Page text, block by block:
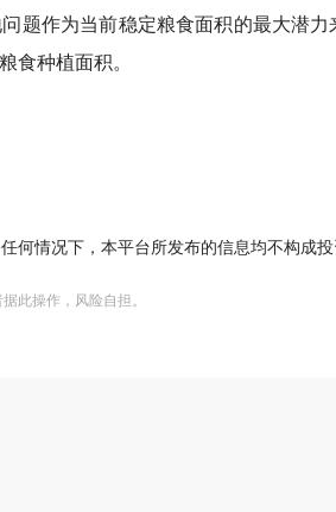
题作为当前稳定粮食面积的最大潜
食种植面积。
何情况下，本平台所发布的信息均不构成投
此操作，风险自担。